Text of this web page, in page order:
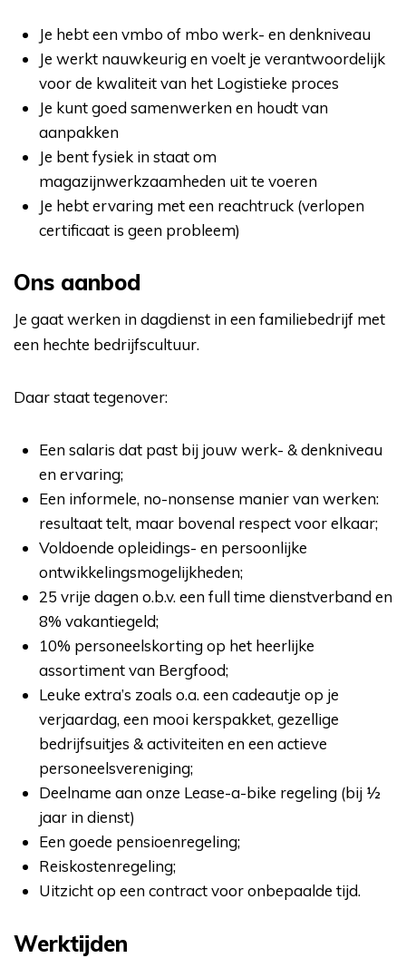
Je hebt een vmbo of mbo werk- en denkniveau
Je werkt nauwkeurig en voelt je verantwoordelijk
voor de kwaliteit van het Logistieke proces
Je kunt goed samenwerken en houdt van
aanpakken
Je bent fysiek in staat om
magazijnwerkzaamheden uit te voeren
Je hebt ervaring met een reachtruck (verlopen
certificaat is geen probleem)
Ons aanbod
Je gaat werken in dagdienst in een familiebedrijf met
een hechte bedrijfscultuur.
Daar staat tegenover:
Een salaris dat past bij jouw werk- & denkniveau
en ervaring;
Een informele, no-nonsense manier van werken:
resultaat telt, maar bovenal respect voor elkaar;
Voldoende opleidings- en persoonlijke
ontwikkelingsmogelijkheden;
25 vrije dagen o.b.v. een full time dienstverband en
8% vakantiegeld;
10% personeelskorting op het heerlijke
assortiment van Bergfood;
Leuke extra’s zoals o.a. een cadeautje op je
verjaardag, een mooi kerspakket, gezellige
bedrijfsuitjes & activiteiten en een actieve
personeelsvereniging;
Deelname aan onze Lease-a-bike regeling (bij ½
jaar in dienst)
Een goede pensioenregeling;
Reiskostenregeling;
Uitzicht op een contract voor onbepaalde tijd.
Werktijden